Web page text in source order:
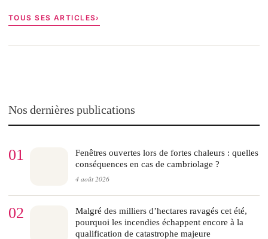
TOUS SES ARTICLES
Nos dernières publications
01
Fenêtres ouvertes lors de fortes chaleurs : quelles
conséquences en cas de cambriolage ?
4 août 2026
02
Malgré des milliers d’hectares ravagés cet été,
pourquoi les incendies échappent encore à la
qualification de catastrophe majeure